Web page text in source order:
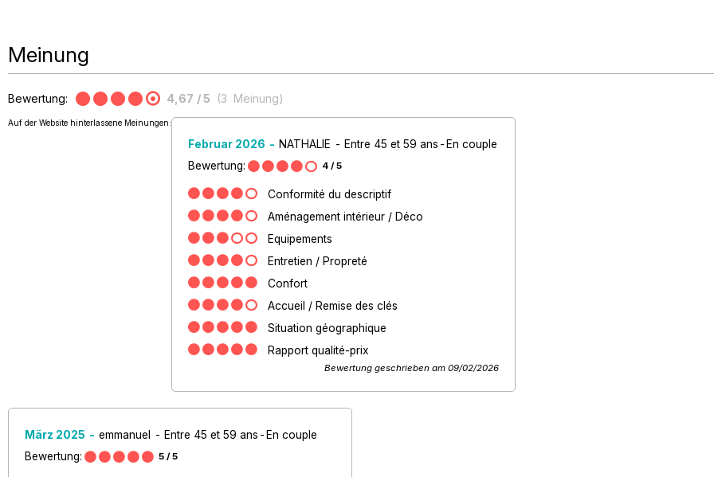
Meinung
Bewertung: 4,67 / 5 (3 Meinung)
Auf der Website hinterlassene Meinungen:
Februar 2026 NATHALIE Entre 45 et 59 ans
En couple
Bewertung:
4 / 5
Conformité du descriptif
Aménagement intérieur / Déco
Equipements
Entretien / Propreté
Confort
Accueil / Remise des clés
Situation géographique
Rapport qualité-prix
Bewertung geschrieben am 09/02/2026
März 2025 emmanuel Entre 45 et 59 ans
En couple
Bewertung:
5 / 5